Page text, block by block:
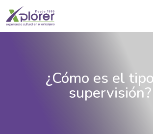
¿Cómo es el
supervisión?